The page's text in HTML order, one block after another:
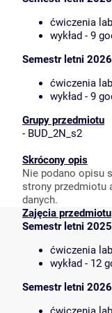
ćwiczenia
wykład - 9
Semestr letni
ćwiczenia
wykład - 9
Grupy przedmiotu
- BUD_2N_s2
Skrócony opis
Nie podano opisu
strony przedmiotu
danych.
Zajęcia przedmiotu
Semestr letni
ćwiczenia
wykład - 12
Semestr letni